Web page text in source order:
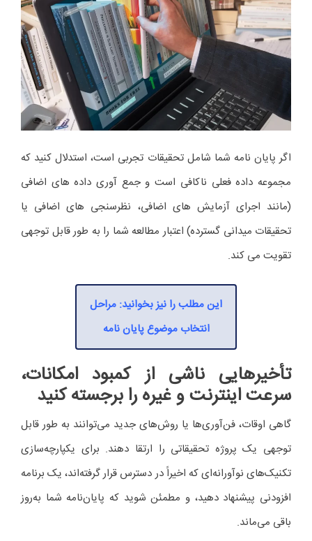
اگر پایان نامه شما شامل تحقیقات تجربی است، استدلال کنید که
مجموعه داده فعلی ناکافی است و جمع آوری داده های اضافی
(مانند اجرای آزمایش های اضافی، نظرسنجی های اضافی یا
تحقیقات میدانی گسترده) اعتبار مطالعه شما را به طور قابل توجهی
تقویت می کند.
این مطلب را نیز بخوانید: مراحل
انتخاب موضوع پایان نامه
تأخیرهایی ناشی از کمبود امکانات،
سرعت اینترنت و غیره را برجسته کنید
گاهی اوقات، فن‌آوری‌ها یا روش‌های جدید می‌توانند به طور قابل
توجهی یک پروژه تحقیقاتی را ارتقا دهند. برای یکپارچه‌سازی
تکنیک‌های نوآورانه‌ای که اخیراً در دسترس قرار گرفته‌اند، یک برنامه
افزودنی پیشنهاد دهید، و مطمئن شوید که پایان‌نامه شما به‌روز
باقی می‌ماند.